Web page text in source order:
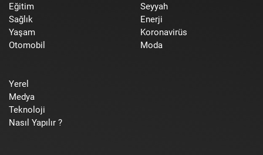
Eğitim
Sağlık
Yaşam
Otomobil
Seyyah
Enerji
Koronavirüs
Moda
Yerel
Medya
Teknoloji
Nasıl Yapılır ?